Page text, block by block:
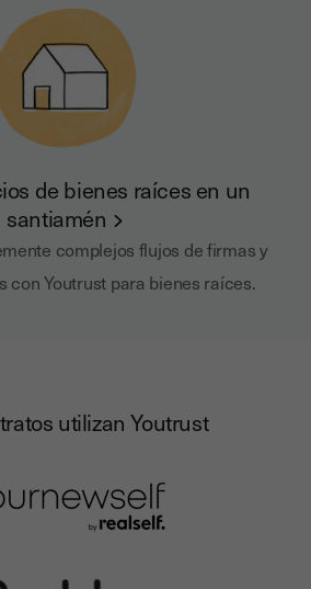
de bienes raíces en un
santiamén
complejos flujos de firmas y
con Youtrust para bienes raíces.
utilizan Youtrust